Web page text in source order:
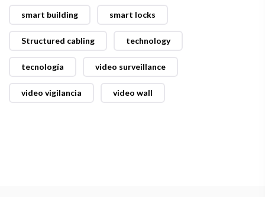
smart building smart locks
Structured cabling technology
tecnología video surveillance
video vigilancia video wall